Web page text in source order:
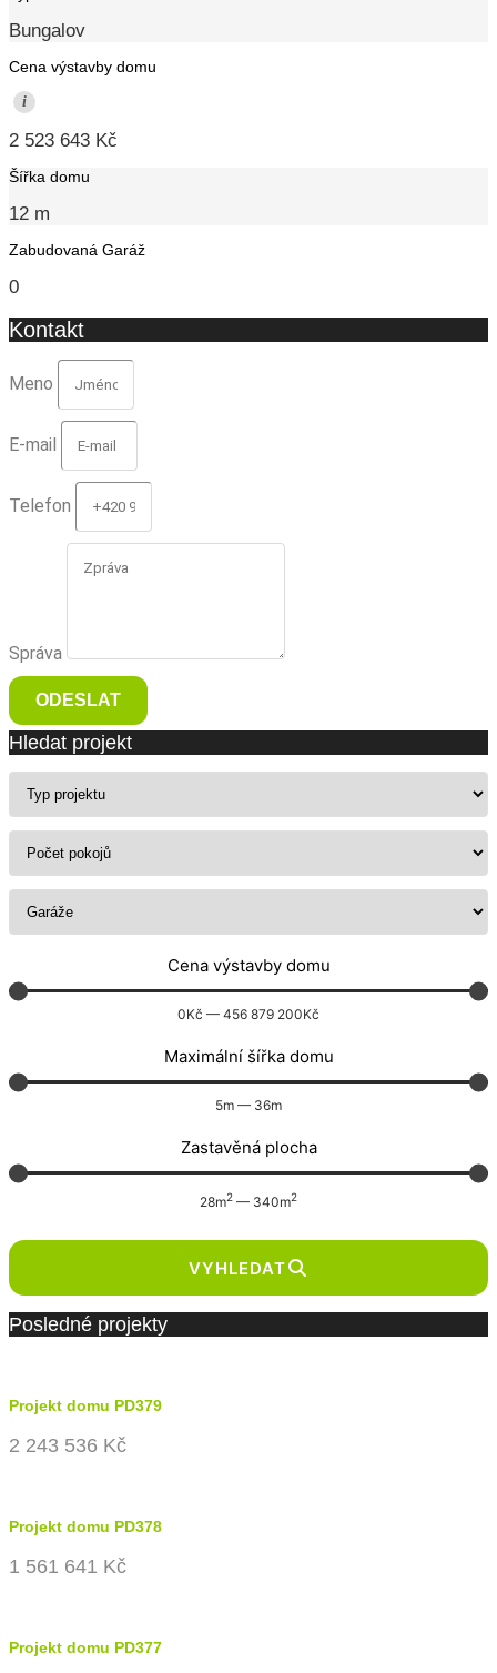
Bungalov
Cena výstavby domu
i
2 523 643 Kč
Šířka domu
12 m
Zabudovaná Garáž
0
Kontakt
Meno
E-mail
Telefon
Správa
ODESLAT
Hledat projekt
Cena výstavby domu
0Kč — 456 879 200Kč
Maximální šířka domu
5m — 36m
Zastavěná plocha
28m2 — 340m2
VYHLEDAT
Posledné projekty
Projekt domu PD379
2 243 536 Kč
Projekt domu PD378
1 561 641 Kč
Projekt domu PD377